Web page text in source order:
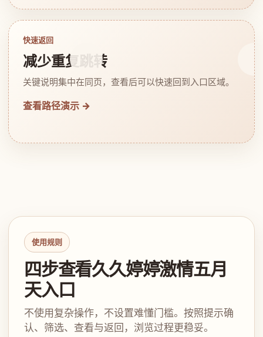
快速返回
减少重复跳转
关键说明集中在同页，查看后可以快速回到入口区域。
查看路径演示 →
使用规则
四步查看久久婷婷激情五月
天入口
不使用复杂操作，不设置难懂门槛。按照提示确
认、筛选、查看与返回，浏览过程更稳妥。